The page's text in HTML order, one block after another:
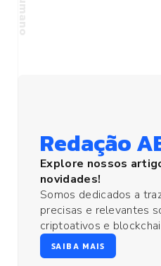
Redação
Explore nossos
novidades!
Somos dedicados a
precisas e relevantes
criptoativos e
manter você atualizado
novidades, análises de
SAIBA MAIS